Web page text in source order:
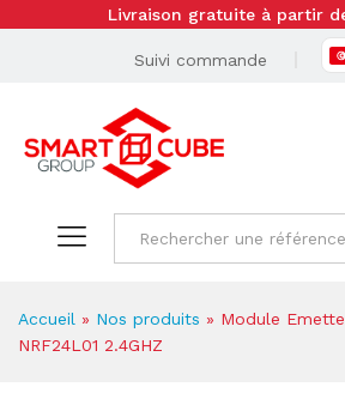
Livraison gratuite à partir
Suivi commande
Accueil » Nos produits » Module
NRF24L01 2.4GHZ